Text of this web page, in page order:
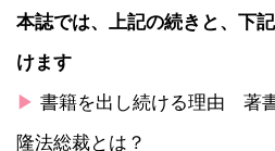
本誌では、上記の続きと、下
けます
▶ 書籍を出し続ける理由 著
隆法総裁とは？